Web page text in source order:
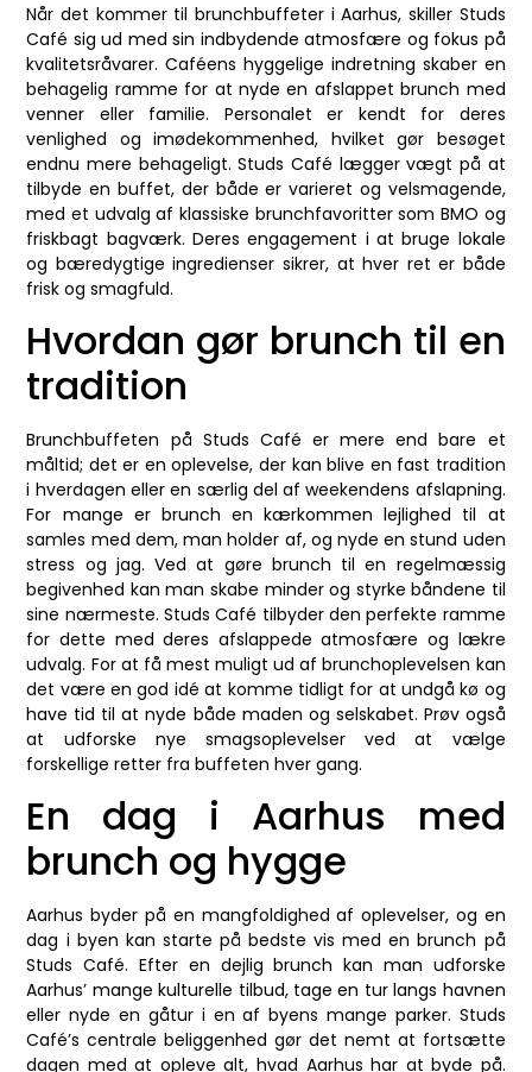
Når det kommer til brunchbuffeter i Aarhus, skiller Studs
Café sig ud med sin indbydende atmosfære og fokus på
kvalitetsråvarer. Caféens hyggelige indretning skaber en
behagelig ramme for at nyde en afslappet brunch med
venner eller familie. Personalet er kendt for deres
venlighed og imødekommenhed, hvilket gør besøget
endnu mere behageligt. Studs Café lægger vægt på at
tilbyde en buffet, der både er varieret og velsmagende,
med et udvalg af klassiske brunchfavoritter som BMO og
friskbagt bagværk. Deres engagement i at bruge lokale
og bæredygtige ingredienser sikrer, at hver ret er både
frisk og smagfuld.
Hvordan gør brunch til en
tradition
Brunchbuffeten på Studs Café er mere end bare et
måltid; det er en oplevelse, der kan blive en fast tradition
i hverdagen eller en særlig del af weekendens afslapning.
For mange er brunch en kærkommen lejlighed til at
samles med dem, man holder af, og nyde en stund uden
stress og jag. Ved at gøre brunch til en regelmæssig
begivenhed kan man skabe minder og styrke båndene til
sine nærmeste. Studs Café tilbyder den perfekte ramme
for dette med deres afslappede atmosfære og lækre
udvalg. For at få mest muligt ud af brunchoplevelsen kan
det være en god idé at komme tidligt for at undgå kø og
have tid til at nyde både maden og selskabet. Prøv også
at udforske nye smagsoplevelser ved at vælge
forskellige retter fra buffeten hver gang.
En dag i Aarhus med
brunch og hygge
Aarhus byder på en mangfoldighed af oplevelser, og en
dag i byen kan starte på bedste vis med en brunch på
Studs Café. Efter en dejlig brunch kan man udforske
Aarhus’ mange kulturelle tilbud, tage en tur langs havnen
eller nyde en gåtur i en af byens mange parker. Studs
Café’s centrale beliggenhed gør det nemt at fortsætte
dagen med at opleve alt, hvad Aarhus har at byde på.